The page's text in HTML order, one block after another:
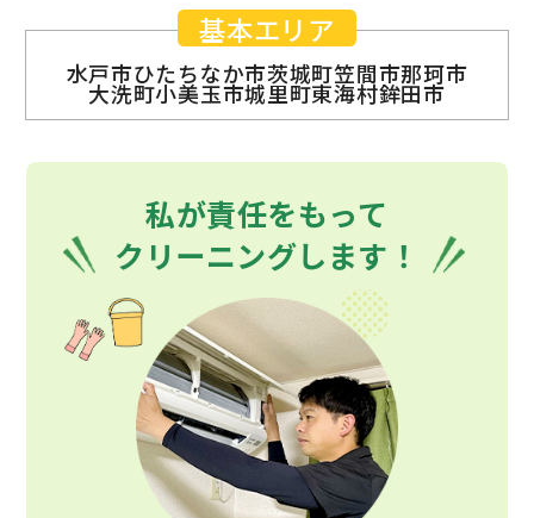
基本エリア
水戸市ひたちなか市茨城町笠間市那珂市
大洗町小美玉市城里町東海村鉾田市
私が責任をもって
クリーニングします！